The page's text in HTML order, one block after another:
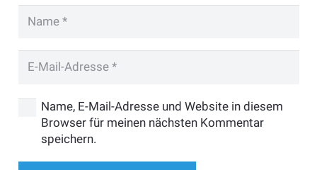
Name, E-Mail-Adresse und Website in diesem
Browser für meinen nächsten Kommentar
speichern.